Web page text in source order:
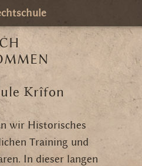
Krîfon
wir Historisches
Training und
In dieser langen